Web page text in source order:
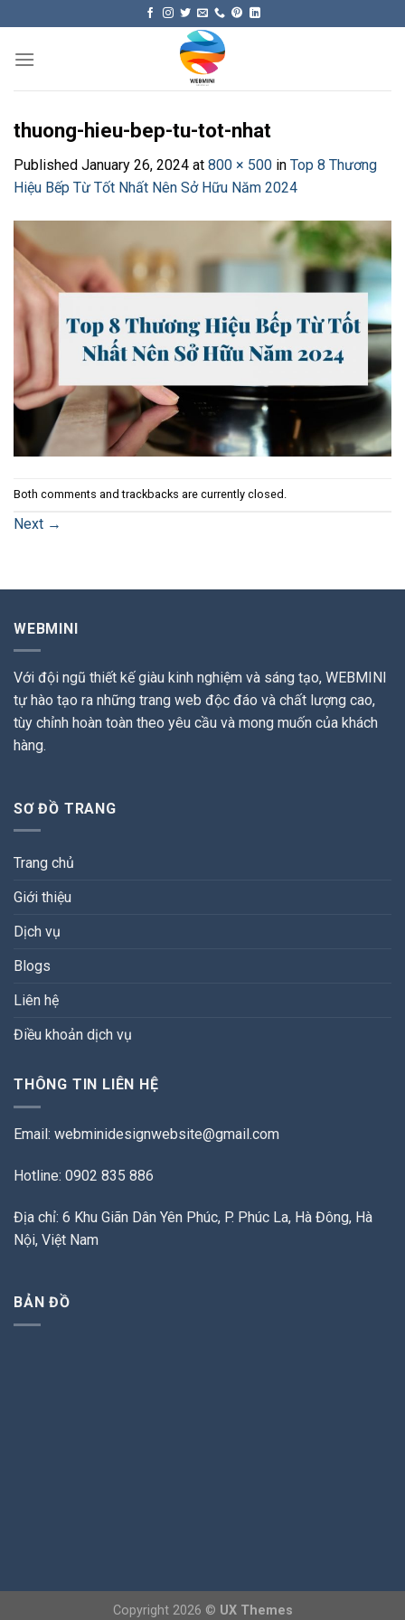
content
thuong-hieu-bep-tu-tot-nhat
Published January 26, 2024 at 800 × 500 in Top 8 Thương
Hiệu Bếp Từ Tốt Nhất Nên Sở Hữu Năm 2024
Both comments and trackbacks are currently closed.
Next →
WEBMINI
Với đội ngũ thiết kế giàu kinh nghiệm và sáng tạo, WEBMINI
tự hào tạo ra những trang web độc đáo và chất lượng cao,
tùy chỉnh hoàn toàn theo yêu cầu và mong muốn của khách
hàng.
SƠ ĐỒ TRANG
Trang chủ
Giới thiệu
Dịch vụ
Blogs
Liên hệ
Điều khoản dịch vụ
THÔNG TIN LIÊN HỆ
Email: webminidesignwebsite@gmail.com
Hotline: 0902 835 886
Địa chỉ: 6 Khu Giãn Dân Yên Phúc, P. Phúc La, Hà Đông, Hà
Nội, Việt Nam
BẢN ĐỒ
Copyright 2026 © UX Themes